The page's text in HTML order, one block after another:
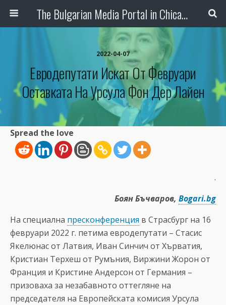
The Bulgarian Media Portal in Chicago
2022-04-07
Евродепутати Искат От Февруари
Оставката На Урсула Фон Дер Лайен
Spread the love
.
Боян Бъчваров, Bogari.bg
На специална пресконференция в Страсбург на 16
февруари 2022 г. петима евродепутати – Стасис
Якелюнас от Латвия, Иван Синчич от Хърватия,
Кристиан Терхеш от Румъния, Виржини Жорон от
Франция и Кристине Андерсон от Германия –
призоваха за незабавното оттегляне на
председателя на Европейската комисия Урсула